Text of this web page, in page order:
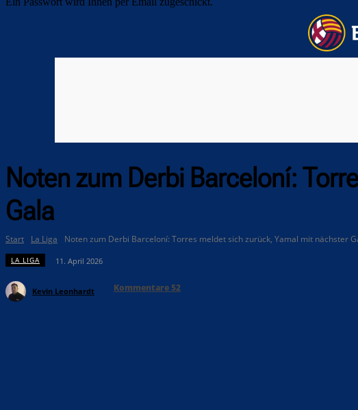
Noten zum Derbi Barceloní:
Gala
Start La Liga Noten zum Derbi Barceloní: Torres meldet sich zurück, Yamal mit nächster
LA LIGA 11. April 2026
Kevin Leonhardt Kommentare52